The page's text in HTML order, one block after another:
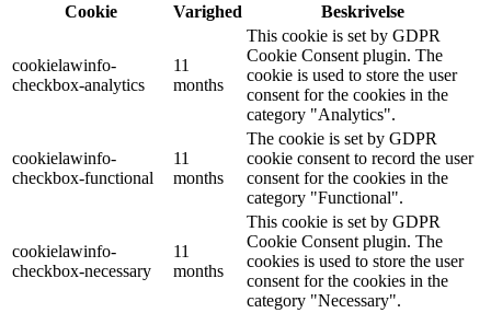
Cookie
Varighed Beskrivelse
cookielawinfo-
checkbox-analytics
11
months
This cookie is set by GDPR
Cookie Consent plugin. The
cookie is used to store the user
consent for the cookies in the
category "Analytics".
cookielawinfo-
checkbox-functional
11
months
The cookie is set by GDPR
cookie consent to record the user
consent for the cookies in the
category "Functional".
cookielawinfo-
checkbox-necessary
11
months
This cookie is set by GDPR
Cookie Consent plugin. The
cookies is used to store the user
consent for the cookies in the
category "Necessary".